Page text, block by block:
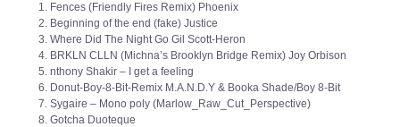
Fences (Friendly Fires Remix) Phoenix
Beginning of the end (fake) Justice
Where Did The Night Go Gil Scott-Heron
BRKLN CLLN (Michna’s Brooklyn Bridge Remix) Joy Orbison
nthony Shakir – I get a feeling
Donut-Boy-8-Bit-Remix M.A.N.D.Y & Booka Shade/Boy 8-Bit
Sygaire – Mono poly (Marlow_Raw_Cut_Perspective)
Gotcha Duoteque